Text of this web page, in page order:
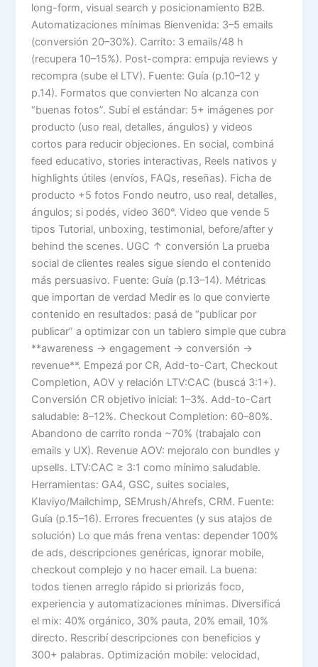
long-form, visual search y posicionamiento B2B.
Automatizaciones mínimas Bienvenida: 3–5 emails
(conversión 20–30%). Carrito: 3 emails/48 h
(recupera 10–15%). Post-compra: empuja reviews y
recompra (sube el LTV). Fuente: Guía (p.10–12 y
p.14). Formatos que convierten No alcanza con
“buenas fotos”. Subí el estándar: 5+ imágenes por
producto (uso real, detalles, ángulos) y videos
cortos para reducir objeciones. En social, combiná
feed educativo, stories interactivas, Reels nativos y
highlights útiles (envíos, FAQs, reseñas). Ficha de
producto +5 fotos Fondo neutro, uso real, detalles,
ángulos; si podés, video 360°. Video que vende 5
tipos Tutorial, unboxing, testimonial, before/after y
behind the scenes. UGC ↑ conversión La prueba
social de clientes reales sigue siendo el contenido
más persuasivo. Fuente: Guía (p.13–14). Métricas
que importan de verdad Medir es lo que convierte
contenido en resultados: pasá de “publicar por
publicar” a optimizar con un tablero simple que cubra
**awareness → engagement → conversión →
revenue**. Empezá por CR, Add-to-Cart, Checkout
Completion, AOV y relación LTV:CAC (buscá 3:1+).
Conversión CR objetivo inicial: 1–3%. Add-to-Cart
saludable: 8–12%. Checkout Completion: 60–80%.
Abandono de carrito ronda ~70% (trabajalo con
emails y UX). Revenue AOV: mejoralo con bundles y
upsells. LTV:CAC ≥ 3:1 como mínimo saludable.
Herramientas: GA4, GSC, suites sociales,
Klaviyo/Mailchimp, SEMrush/Ahrefs, CRM. Fuente:
Guía (p.15–16). Errores frecuentes (y sus atajos de
solución) Lo que más frena ventas: depender 100%
de ads, descripciones genéricas, ignorar mobile,
checkout complejo y no hacer email. La buena:
todos tienen arreglo rápido si priorizás foco,
experiencia y automatizaciones mínimas. Diversificá
el mix: 40% orgánico, 30% pauta, 20% email, 10%
directo. Rescribí descripciones con beneficios y
300+ palabras. Optimización mobile: velocidad,